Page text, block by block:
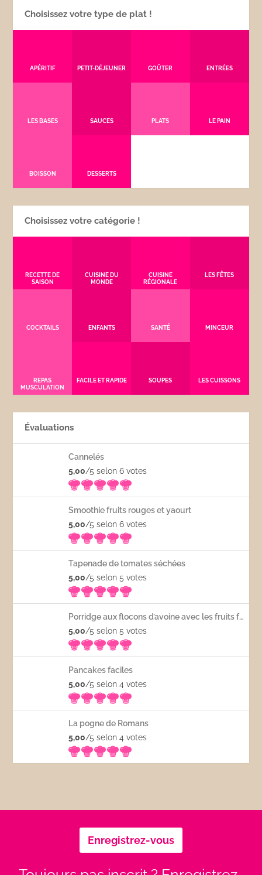
Choisissez votre type de plat !
APÉRITIF PETIT-DÉJEUNER GOÛTER ENTRÉES
LES BASES SAUCES PLATS LE PAIN
BOISSON DESSERTS
Choisissez votre catégorie !
RECETTE DE
SAISON
CUISINE DU
MONDE
CUISINE
RÉGIONALE
LES FÊTES
COCKTAILS ENFANTS SANTÉ MINCEUR
REPAS
MUSCULATION
FACILE ET RAPIDE SOUPES LES CUISSONS
Évaluations
Cannelés
5,00/5 selon 6votes
Smoothie fruits rouges et yaourt
5,00/5 selon 6votes
Tapenade de tomates séchées
5,00/5 selon 5votes
Porridge aux flocons d’avoine avec les fruits frais
5,00/5 selon 5votes
Pancakes faciles
5,00/5 selon 4votes
La pogne de Romans
5,00/5 selon 4votes
Enregistrez-vous